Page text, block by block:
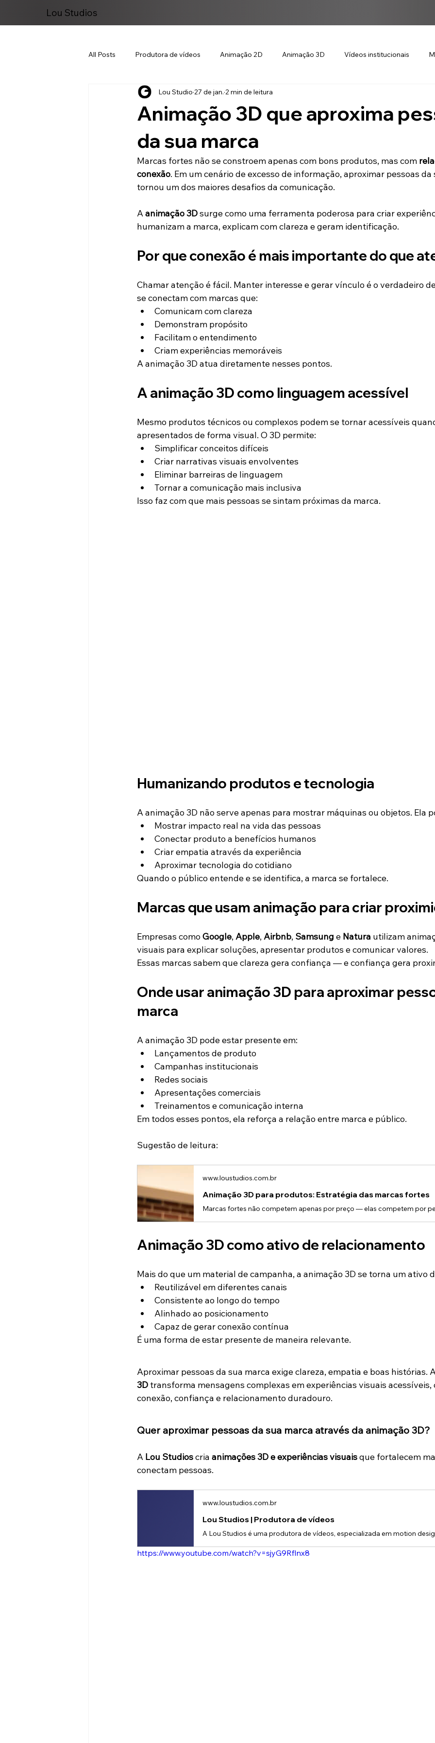
Lou Studios
All Posts Produtora de vídeos Animação 2D Animação 3D Vídeos institucionais
Marketing Digital
Animação 3D que aproxima
da sua marca
Lou Studio 27 de jan. 2 min de leitura
Marcas fortes não se constroem apenas com bons produtos, mas com
conexão. Em um cenário de excesso de informação, aproximar pessoas
tornou um dos maiores desafios da comunicação.
A animação 3D surge como uma ferramenta poderosa para criar
humanizam a marca, explicam com clareza e geram identificação.
Por que conexão é mais importante do que
Chamar atenção é fácil. Manter interesse e gerar vínculo é o verdadeiro
se conectam com marcas que:
Comunicam com clareza
Demonstram propósito
Facilitam o entendimento
Criam experiências memoráveis
A animação 3D atua diretamente nesses pontos.
A animação 3D como linguagem acessível
Mesmo produtos técnicos ou complexos podem se tornar acessíveis
apresentados de forma visual. O 3D permite:
Simplificar conceitos difíceis
Criar narrativas visuais envolventes
Eliminar barreiras de linguagem
Tornar a comunicação mais inclusiva
Isso faz com que mais pessoas se sintam próximas da marca.
Humanizando produtos e tecnologia
A animação 3D não serve apenas para mostrar máquinas ou objetos. Ela
Mostrar impacto real na vida das pessoas
Conectar produto a benefícios humanos
Criar empatia através da experiência
Aproximar tecnologia do cotidiano
Quando o público entende e se identifica, a marca se fortalece.
Marcas que usam animação para criar
Empresas como Google, Apple, Airbnb, Samsung e Natura utilizam
visuais para explicar soluções, apresentar produtos e comunicar valores.
Essas marcas sabem que clareza gera confiança — e confiança gera
Onde usar animação 3D para aproximar
marca
A animação 3D pode estar presente em:
Lançamentos de produto
Campanhas institucionais
Redes sociais
Apresentações comerciais
Treinamentos e comunicação interna
Em todos esses pontos, ela reforça a relação entre marca e público.
Sugestão de leitura:
www.loustudios.com.br
Animação 3D para produtos: Estratégia das marcas fortes
Animação 3D como ativo de relacionamento
Mais do que um material de campanha, a animação 3D se torna um ativo
Reutilizável em diferentes canais
Consistente ao longo do tempo
Alinhado ao posicionamento
Capaz de gerar conexão contínua
É uma forma de estar presente de maneira relevante.
Aproximar pessoas da sua marca exige clareza, empatia e boas histórias.
3D transforma mensagens complexas em experiências visuais
conexão, confiança e relacionamento duradouro.
Quer aproximar pessoas da sua marca através da animação 3D?
A Lou Studios cria animações 3D e experiências visuais que fortalecem
conectam pessoas.
www.loustudios.com.br
Lou Studios | Produtora de vídeos
https://www.youtube.com/watch?v=sjyG9Rflnx8